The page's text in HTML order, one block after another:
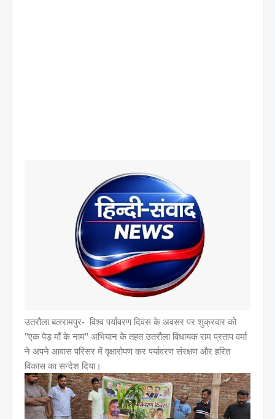
उतरौला बलरामपुर- विश्व पर्यावरण दिवस के अवसर पर शुक्रवार को
"एक पेड़ माँ के नाम" अभियान के तहत उतरौला विधायक राम प्रताप वर्मा
ने अपने आवास परिसर में वृक्षारोपण कर पर्यावरण संरक्षण और हरित
विकास का सन्देश दिया।